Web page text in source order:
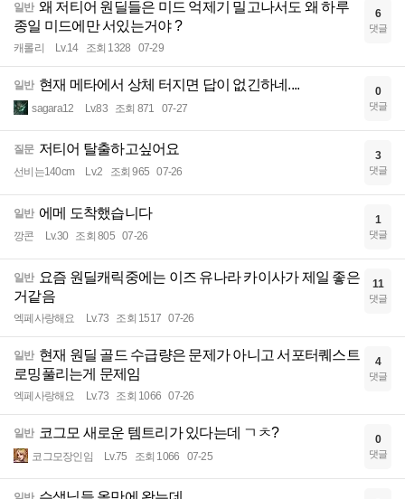
일반 왜 저티어 원딜들은 미드 억제기 밀고나서도 왜 하루
종일 미드에만 서있는거야 ?
캐롤리 Lv.14 조회 1328 07-29
6
댓글
일반 현재 메타에서 상체 터지면 답이 없긴하네....
sagara12 Lv.83 조회 871 07-27
0
댓글
질문 저티어 탈출하고싶어요
선비는140cm Lv.2 조회 965 07-26
3
댓글
일반 에메 도착했습니다
깡콘 Lv.30 조회 805 07-26
1
댓글
일반 요즘 원딜캐릭중에는 이즈 유나라 카이사가 제일 좋은
거같음
엑페사랑해요 Lv.73 조회 1517 07-26
11
댓글
일반 현재 원딜 골드 수급량은 문제가 아니고 서포터퀘스트
로밍풀리는게 문제임
엑페사랑해요 Lv.73 조회 1066 07-26
4
댓글
일반 코그모 새로운 템트리가 있다는데 ㄱㅊ?
코그모장인임 Lv.75 조회 1066 07-25
0
댓글